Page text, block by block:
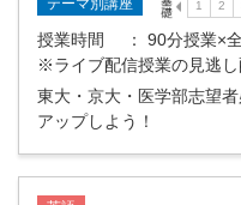
テーマ別講座
授業時間
： 90分授業×
※ライブ配信授業の見逃
東大・京大・医学部志望
アップしよう！